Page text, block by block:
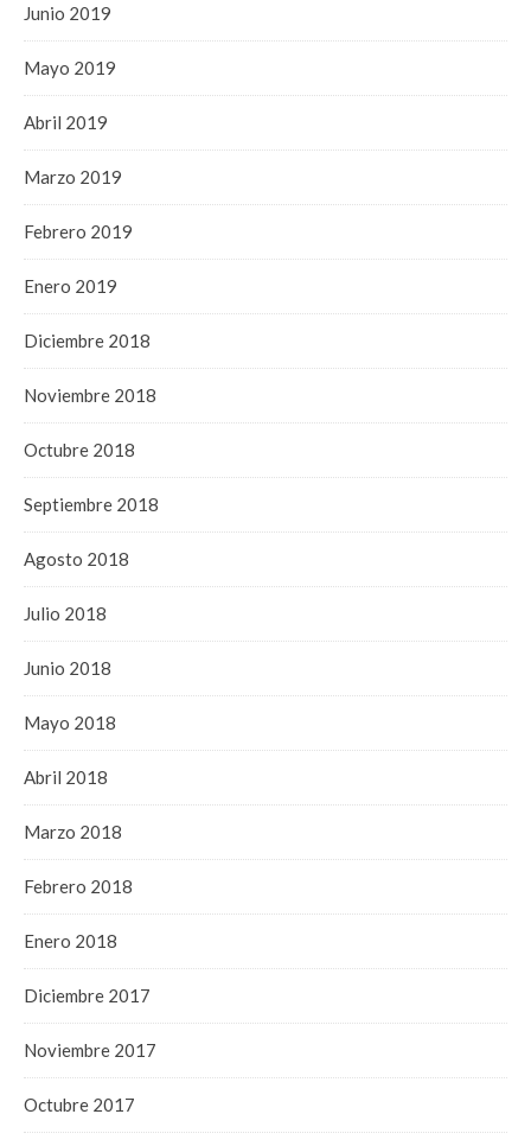
Junio 2019
Mayo 2019
Abril 2019
Marzo 2019
Febrero 2019
Enero 2019
Diciembre 2018
Noviembre 2018
Octubre 2018
Septiembre 2018
Agosto 2018
Julio 2018
Junio 2018
Mayo 2018
Abril 2018
Marzo 2018
Febrero 2018
Enero 2018
Diciembre 2017
Noviembre 2017
Octubre 2017